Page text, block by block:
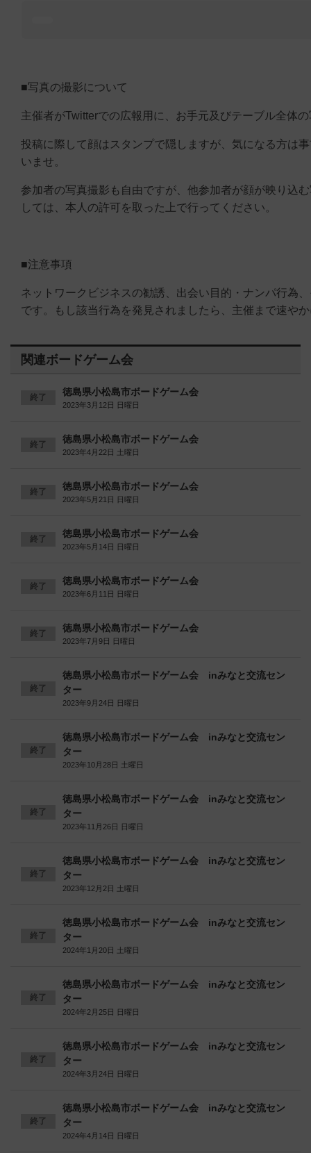
■写真の撮影について
主催者がTwitterでの広報用に、お手元及びテーブル全体
投稿に際して顔はスタンプで隠しますが、気になる方は
いませ。
参加者の写真撮影も自由ですが、他参加者が顔が映り込
しては、本人の許可を取った上で行ってください。
■注意事項
ネットワークビジネスの勧誘、出会い目的・ナンパ行為
です。もし該当行為を発見されましたら、主催まで速や
関連ボードゲーム会
終了 徳島県小松島市ボードゲーム会
2023年3月12日 日曜日
終了 徳島県小松島市ボードゲーム会
2023年4月22日 土曜日
終了 徳島県小松島市ボードゲーム会
2023年5月21日 日曜日
終了 徳島県小松島市ボードゲーム会
2023年5月14日 日曜日
終了 徳島県小松島市ボードゲーム会
2023年6月11日 日曜日
終了 徳島県小松島市ボードゲーム会
2023年7月9日 日曜日
終了
徳島県小松島市ボードゲーム会 inみなと交流セン
ター
2023年9月24日 日曜日
終了
徳島県小松島市ボードゲーム会 inみなと交流セン
ター
2023年10月28日 土曜日
終了
徳島県小松島市ボードゲーム会 inみなと交流セン
ター
2023年11月26日 日曜日
終了
徳島県小松島市ボードゲーム会 inみなと交流セン
ター
2023年12月2日 土曜日
終了
徳島県小松島市ボードゲーム会 inみなと交流セン
ター
2024年1月20日 土曜日
終了
徳島県小松島市ボードゲーム会 inみなと交流セン
ター
2024年2月25日 日曜日
終了
徳島県小松島市ボードゲーム会 inみなと交流セン
ター
2024年3月24日 日曜日
終了
徳島県小松島市ボードゲーム会 inみなと交流セン
ター
2024年4月14日 日曜日